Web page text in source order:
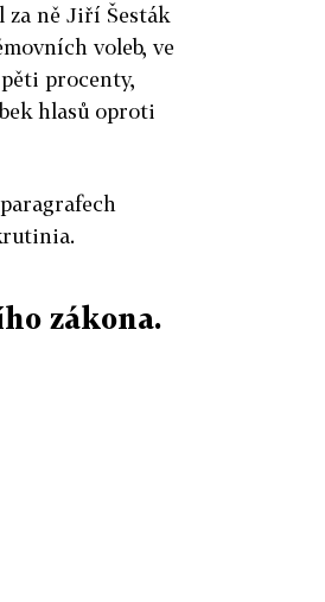
za ně Jiří Šesták
voleb, ve
procenty,
hlasů oproti
zákona.